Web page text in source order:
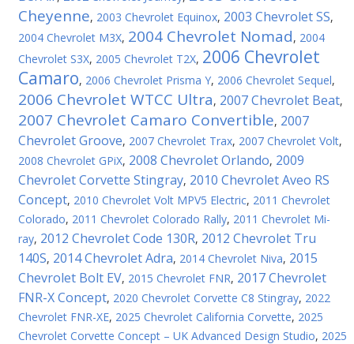
Cheyenne, 2003 Chevrolet Equinox, 2003 Chevrolet SS,
2004 Chevrolet M3X, 2004 Chevrolet Nomad, 2004
Chevrolet S3X, 2005 Chevrolet T2X, 2006 Chevrolet
Camaro, 2006 Chevrolet Prisma Y, 2006 Chevrolet Sequel,
2006 Chevrolet WTCC Ultra, 2007 Chevrolet Beat,
2007 Chevrolet Camaro Convertible, 2007
Chevrolet Groove, 2007 Chevrolet Trax, 2007 Chevrolet Volt,
2008 Chevrolet GPiX, 2008 Chevrolet Orlando, 2009
Chevrolet Corvette Stingray, 2010 Chevrolet Aveo RS
Concept, 2010 Chevrolet Volt MPV5 Electric, 2011 Chevrolet
Colorado, 2011 Chevrolet Colorado Rally, 2011 Chevrolet Mi-
ray, 2012 Chevrolet Code 130R, 2012 Chevrolet Tru
140S, 2014 Chevrolet Adra, 2014 Chevrolet Niva, 2015
Chevrolet Bolt EV, 2015 Chevrolet FNR, 2017 Chevrolet
FNR-X Concept, 2020 Chevrolet Corvette C8 Stingray, 2022
Chevrolet FNR-XE, 2025 Chevrolet California Corvette, 2025
Chevrolet Corvette Concept – UK Advanced Design Studio, 2025